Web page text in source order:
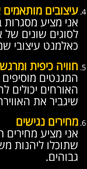
עיצובים
אני מציע
לסוגים שונים
כאלמנט עיצובי
חוויה כיפית
המגנטים
האורחים יכולים
שיגביר את
מחירים נגישים
אני מציע
שתוכלו ליהנות
גבוהים.